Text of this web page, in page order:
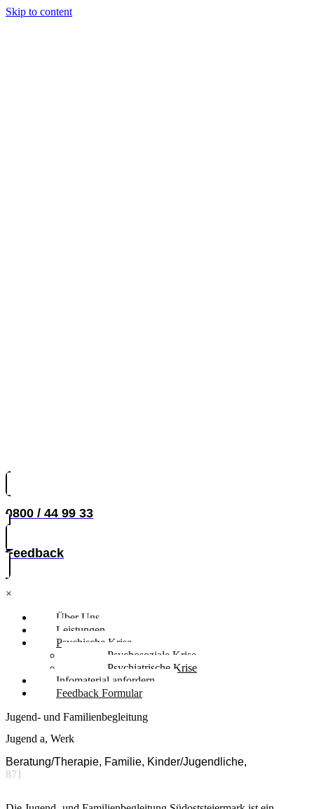
Skip to content
0800 / 44 99 33
Feedback
×
Über Uns
Leistungen
Psychische Krise
Psychosoziale Krise
Psychiatrische Krise
Infomaterial anfordern
Feedback Formular
Jugend- und Familienbegleitung
Jugend a, Werk
Beratung/Therapie, Familie, Kinder/Jugendliche,
871